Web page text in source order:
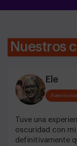
Nuestros
Ele
Aventurico
Tuve una
oscuridad con
definitivamente